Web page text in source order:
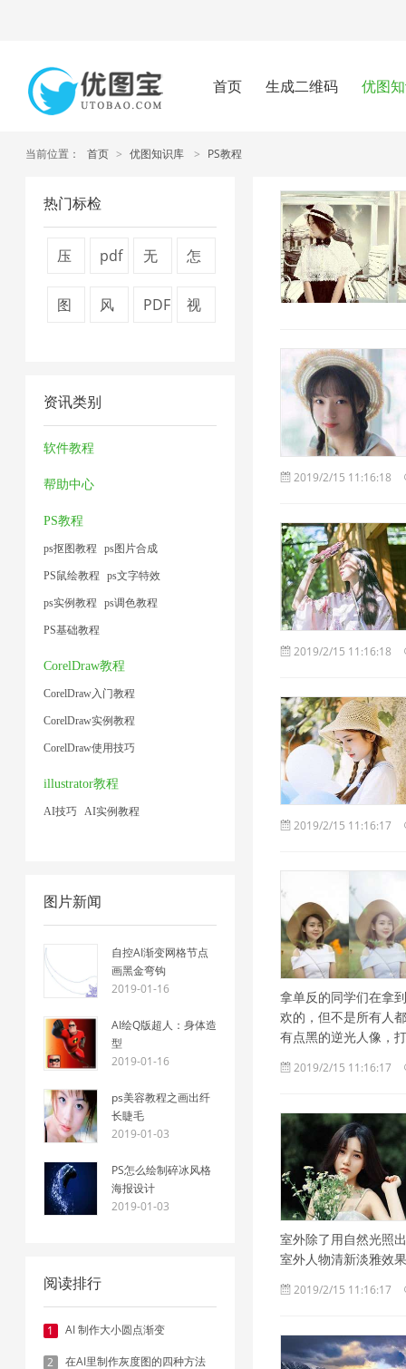
首页 生成二维码 优图
当前位置： 首页 > 优图知识库 > PS教程
热门标检
压
大
小
pdf
法
1
无
怎
片
图
缩
技
术
1
风
片
PDF
视
资讯类别
软件教程
帮助中心
PS教程
ps抠图教程 ps图片合成
PS鼠绘教程 ps文字特效
ps实例教程 ps调色教程
PS基础教程
CorelDraw教程
CorelDraw入门教程
CorelDraw实例教程
CorelDraw使用技巧
illustrator教程
AI技巧 AI实例教程
图片新闻
自控AI渐变网格节点
画黑金弯钩
2019-01-16
AI绘Q版超人：身体造
型
2019-01-16
ps美容教程之画出纤
长睫毛
2019-01-03
PS怎么绘制碎冰风格
海报设计
2019-01-03
阅读排行
1 AI 制作大小圆点渐变
2 在AI里制作灰度图的四种方法
2019/2/15 11:16:18
2019/2/15 11:16:18
2019/2/15 11:16:17
拿单反的同学们在拿
欢的，但不是所有人
有点黑的逆光人像，
2019/2/15 11:16:17
室外除了用自然光照
室外人物清新淡雅效
2019/2/15 11:16:17